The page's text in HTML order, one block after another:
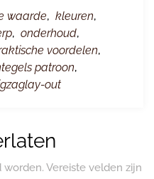
waarde, kleuren,
, onderhoud,
voordelen,
patroon,
out
worden. Vereiste velden zijn